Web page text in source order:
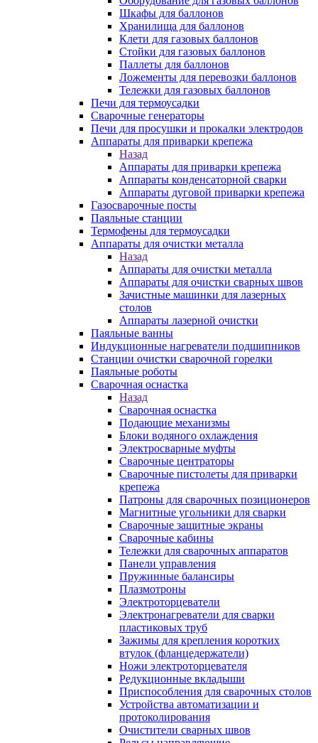
Шкафы для баллонов
Хранилища для баллонов
Клети для газовых баллонов
Стойки для газовых баллонов
Паллеты для баллонов
Ложементы для перевозки баллонов
Тележки для газовых баллонов
Печи для термоусадки
Сварочные генераторы
Печи для просушки и прокалки электродов
Аппараты для приварки крепежа
Назад
Аппараты для приварки крепежа
Аппараты конденсаторной сварки
Аппараты дуговой приварки крепежа
Газосварочные посты
Паяльные станции
Термофены для термоусадки
Аппараты для очистки металла
Назад
Аппараты для очистки металла
Аппараты для очистки сварных швов
Зачистные машинки для лазерных
столов
Аппараты лазерной очистки
Паяльные ванны
Индукционные нагреватели подшипников
Станции очистки сварочной горелки
Паяльные роботы
Сварочная оснастка
Назад
Сварочная оснастка
Подающие механизмы
Блоки водяного охлаждения
Электросварные муфты
Сварочные центраторы
Сварочные пистолеты для приварки
крепежа
Патроны для сварочных позиционеров
Магнитные угольники для сварки
Сварочные защитные экраны
Сварочные кабины
Тележки для сварочных аппаратов
Панели управления
Пружинные балансиры
Плазмотроны
Электроторцеватели
Электронагреватели для сварки
пластиковых труб
Зажимы для крепления коротких
втулок (фланцедержатели)
Ножи электроторцевателя
Редукционные вкладыши
Приспособления для сварочных столов
Устройства автоматизации и
протоколирования
Очистители сварных швов